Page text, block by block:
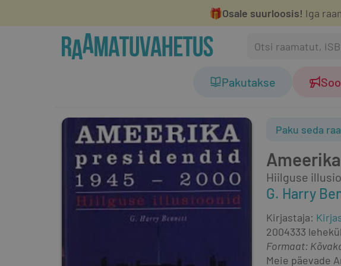
🎁Osale suurloosis! Iga
Pakutakse
Hiilguse
G. Harry
Paku seda
Kirjastaja:
2004333
Formaat:
Meie päevade